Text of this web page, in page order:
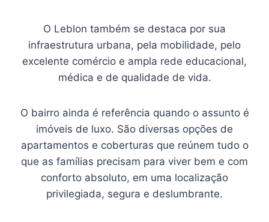
O Leblon também se destaca por sua
infraestrutura urbana, pela mobilidade, pelo
excelente comércio e ampla rede educacional,
médica e de qualidade de vida.
O bairro ainda é referência quando o assunto é
imóveis de luxo. São diversas opções de
apartamentos e coberturas que reúnem tudo o
que as famílias precisam para viver bem e com
conforto absoluto, em uma localização
privilegiada, segura e deslumbrante.